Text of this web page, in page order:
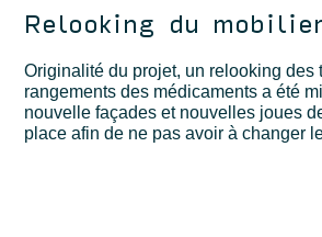
Relooking du
Originalité du projet, un relooking des
rangements des médicaments a été
nouvelle façades et nouvelles joues
place afin de ne pas avoir à changer